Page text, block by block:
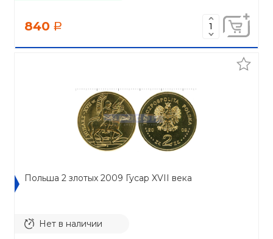
840 a
Польша 2 злотых 2009 Гусар XVII века
Нет в наличии